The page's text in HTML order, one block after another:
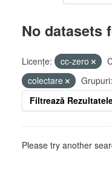
No datasets
Licenţe: cc-zero
colectare
Grupuri:
Filtrează
Please try another